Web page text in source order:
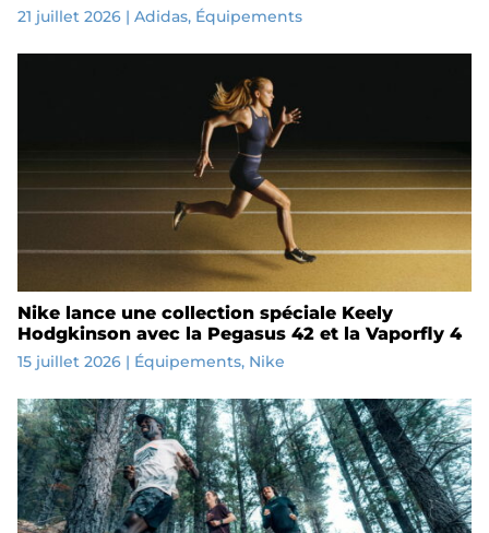
21 juillet 2026| Adidas, Équipements
Nike lance une collection spéciale Keely
Hodgkinson avec la Pegasus 42 et la Vaporfly 4
15 juillet 2026| Équipements, Nike